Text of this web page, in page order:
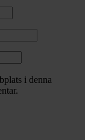
i denna